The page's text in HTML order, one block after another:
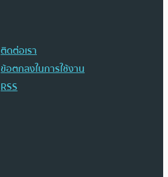
ติดต่อเรา
ข้อตกลงในการใช้งาน
RSS